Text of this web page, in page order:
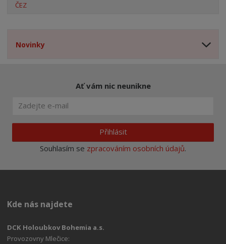
ČEZ
Novinky
Ať vám nic neunikne
Přihlásit
Souhlasím se zpracováním osobních údajů.
Kde nás najdete
DCK Holoubkov Bohemia a.s.
Provozovny Mlečice: